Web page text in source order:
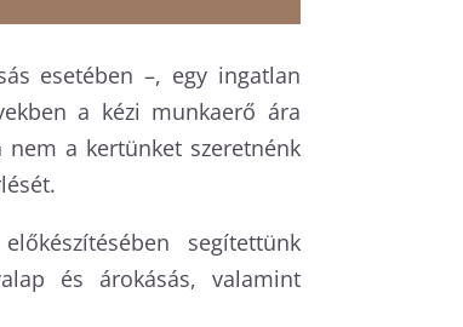
esetében –, egy ingatlan
a kézi munkaerő ára
a kertünket szeretnénk
segítettünk
és árokásás, valamint